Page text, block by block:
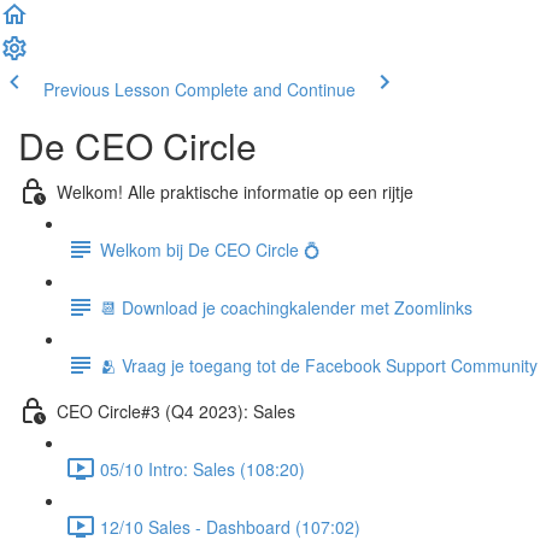
Previous Lesson Complete and Continue
De CEO Circle
Welkom! Alle praktische informatie op een rijtje
Welkom bij De CEO Circle 💍
📆 Download je coachingkalender met Zoomlinks
🫂 Vraag je toegang tot de Facebook Support
CEO Circle#3 (Q4 2023): Sales
05/10 Intro: Sales (108:20)
12/10 Sales - Dashboard (107:02)